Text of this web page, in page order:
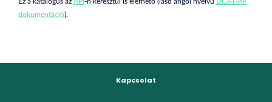
dokumentáció).
Kapcsolat